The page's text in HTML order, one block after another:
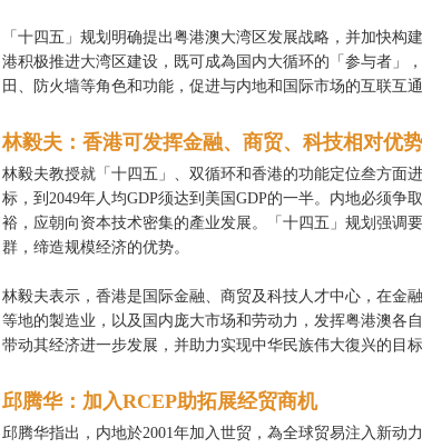
「十四五」规划明确提出粤港澳大湾区发展战略，并加快
港积极推进大湾区建设，既可成為国内大循环的「参与者」
田、防火墙等角色和功能，促进与内地和国际市场的互联互
林毅夫：香港可发挥金融、商贸、科技相对优势
林毅夫教授就「十四五」、双循环和香港的功能定位叁方面
标，到2049年人均GDP须达到美国GDP的一半。内地必须
裕，应朝向资本技术密集的產业发展。「十四五」规划强调
群，缔造规模经济的优势。
林毅夫表示，香港是国际金融、商贸及科技人才中心，在金
等地的製造业，以及国内庞大市场和劳动力，发挥粤港澳各
带动其经济进一步发展，并助力实现中华民族伟大復兴的目标
邱腾华：加入RCEP助拓展经贸商机
邱腾华指出，内地於2001年加入世贸，為全球贸易注入新动